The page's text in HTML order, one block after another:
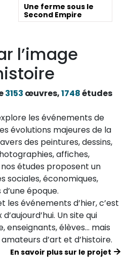
Une ferme sous le
Second Empire
l’image
3153 œuvres,1748études
les événements de
évolutions majeures de la
des peintures, dessins,
affiches,
études proposent un
sociales, économiques,
époque.
événements d’hier, c’est
Un site qui
enseignants, élèves… mais
d’art et d’histoire.
En savoir plus sur le projet